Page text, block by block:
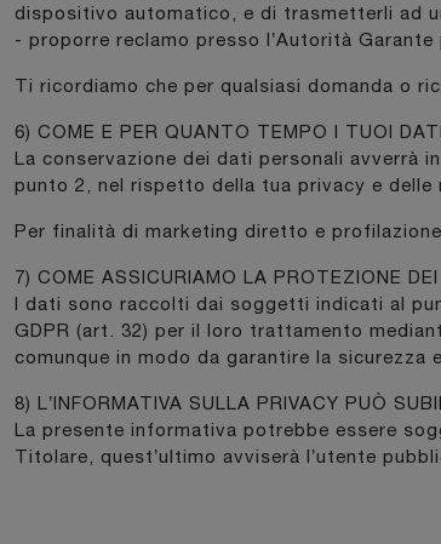
dispositivo automatico, e di trasmetterli ad
- proporre reclamo presso l’Autorità
Ti ricordiamo che per qualsiasi domanda o
6) COME E PER QUANTO TEMPO I TUOI
La conservazione dei dati personali avverrà
punto 2, nel rispetto della tua privacy e delle
Per finalità di marketing diretto e
7) COME ASSICURIAMO LA PROTEZIONE
I dati sono raccolti dai soggetti indicati al
GDPR (art. 32) per il loro trattamento
comunque in modo da garantire la sicurezza
8) L’INFORMATIVA SULLA PRIVACY PUÒ
La presente informativa potrebbe essere
Titolare, quest’ultimo avviserà l’utente